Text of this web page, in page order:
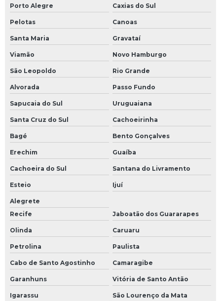
Porto Alegre Caxias do Sul
Pelotas Canoas
Santa Maria Gravataí
Viamão Novo Hamburgo
São Leopoldo Rio Grande
Alvorada Passo Fundo
Sapucaia do Sul Uruguaiana
Santa Cruz do Sul Cachoeirinha
Bagé Bento Gonçalves
Erechim Guaíba
Cachoeira do Sul Santana do Livramento
Esteio Ijuí
Alegrete
Recife
Jaboatão dos Guararapes
Olinda Caruaru
Petrolina Paulista
Cabo de Santo Agostinho Camaragibe
Garanhuns Vitória de Santo Antão
Igarassu São Lourenço da Mata